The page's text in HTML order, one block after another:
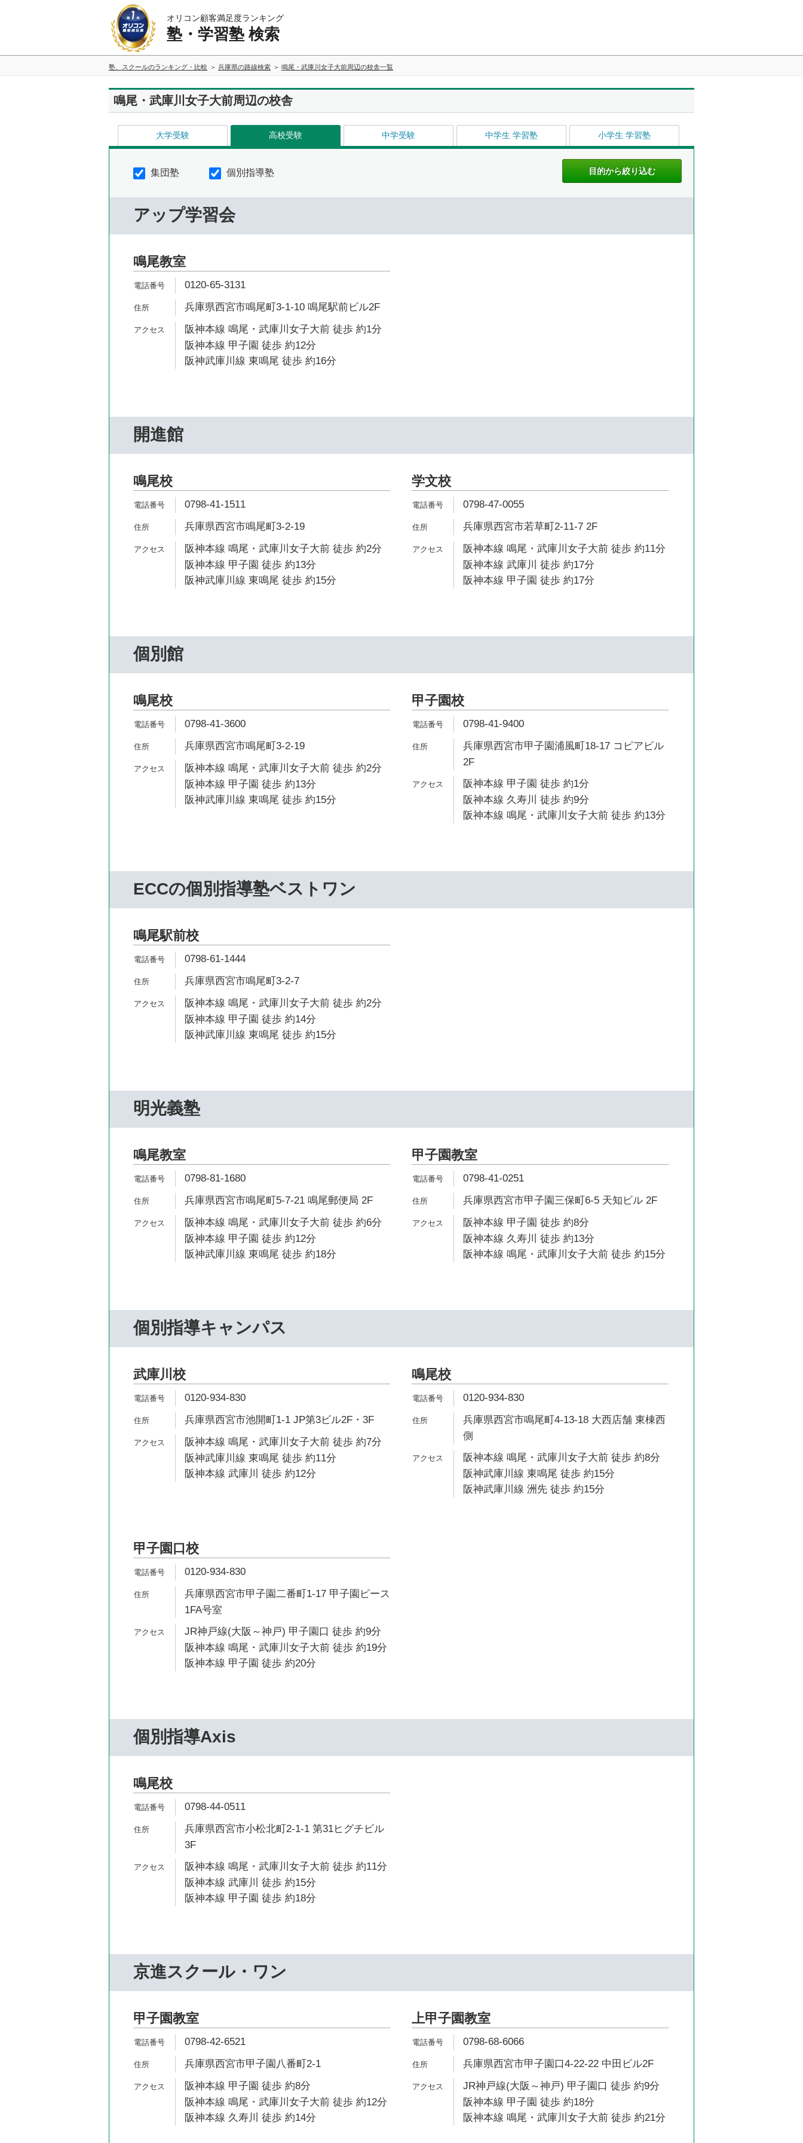
オリコン顧客満足度ランキング
塾・学習塾 検索
塾、スクールのランキング・比較 兵庫県の路線検索 鳴尾・武庫川女子大前周辺の校舎一覧
鳴尾・武庫川女子大前周辺の校舎
大学受験 高校受験 中学受験 中学生 学習塾 小学生 学習塾
集団塾 個別指導塾
アップ学習会
鳴尾教室
0120-65-3131
兵庫県西宮市鳴尾町3-1-10 鳴尾駅前ビル2F
阪神本線 鳴尾・武庫川女子大前 徒歩 約1分
阪神本線 甲子園 徒歩 約12分
阪神武庫川線 東鳴尾 徒歩 約16分
開進館
鳴尾校
0798-41-1511
兵庫県西宮市鳴尾町3-2-19
阪神本線 鳴尾・武庫川女子大前 徒歩 約2分
阪神本線 甲子園 徒歩 約13分
阪神武庫川線 東鳴尾 徒歩 約15分
学文校
0798-47-0055
兵庫県西宮市若草町2-11-7 2F
阪神本線 鳴尾・武庫川女子大前 徒歩 約11分
阪神本線 武庫川 徒歩 約17分
阪神本線 甲子園 徒歩 約17分
個別館
鳴尾校
0798-41-3600
兵庫県西宮市鳴尾町3-2-19
阪神本線 鳴尾・武庫川女子大前 徒歩 約2分
阪神本線 甲子園 徒歩 約13分
阪神武庫川線 東鳴尾 徒歩 約15分
甲子園校
0798-41-9400
兵庫県西宮市甲子園浦風町18-17 コピアビル
2F
阪神本線 甲子園 徒歩 約1分
阪神本線 久寿川 徒歩 約9分
阪神本線 鳴尾・武庫川女子大前 徒歩 約13分
ECCの個別指導塾ベストワン
鳴尾駅前校
0798-61-1444
兵庫県西宮市鳴尾町3-2-7
阪神本線 鳴尾・武庫川女子大前 徒歩 約2分
阪神本線 甲子園 徒歩 約14分
阪神武庫川線 東鳴尾 徒歩 約15分
明光義塾
鳴尾教室
0798-81-1680
兵庫県西宮市鳴尾町5-7-21 鳴尾郵便局 2F
阪神本線 鳴尾・武庫川女子大前 徒歩 約6分
阪神本線 甲子園 徒歩 約12分
阪神武庫川線 東鳴尾 徒歩 約18分
甲子園教室
0798-41-0251
兵庫県西宮市甲子園三保町6-5 天知ビル 2F
阪神本線 甲子園 徒歩 約8分
阪神本線 久寿川 徒歩 約13分
阪神本線 鳴尾・武庫川女子大前 徒歩 約15分
個別指導キャンパス
武庫川校
0120-934-830
兵庫県西宮市池開町1-1 JP第3ビル2F・3F
阪神本線 鳴尾・武庫川女子大前 徒歩 約7分
阪神武庫川線 東鳴尾 徒歩 約11分
阪神本線 武庫川 徒歩 約12分
鳴尾校
0120-934-830
兵庫県西宮市鳴尾町4-13-18 大西店舗 東棟西
側
阪神本線 鳴尾・武庫川女子大前 徒歩 約8分
阪神武庫川線 東鳴尾 徒歩 約15分
阪神武庫川線 洲先 徒歩 約15分
甲子園口校
0120-934-830
兵庫県西宮市甲子園二番町1-17 甲子園ピース
1FA号室
JR神戸線(大阪～神戸) 甲子園口 徒歩 約9分
阪神本線 鳴尾・武庫川女子大前 徒歩 約19分
阪神本線 甲子園 徒歩 約20分
個別指導Axis
鳴尾校
0798-44-0511
兵庫県西宮市小松北町2-1-1 第31ヒグチビル
3F
阪神本線 鳴尾・武庫川女子大前 徒歩 約11分
阪神本線 武庫川 徒歩 約15分
阪神本線 甲子園 徒歩 約18分
京進スクール・ワン
甲子園教室
0798-42-6521
兵庫県西宮市甲子園八番町2-1
阪神本線 甲子園 徒歩 約8分
阪神本線 鳴尾・武庫川女子大前 徒歩 約12分
阪神本線 久寿川 徒歩 約14分
上甲子園教室
0798-68-6066
兵庫県西宮市甲子園口4-22-22 中田ビル2F
JR神戸線(大阪～神戸) 甲子園口 徒歩 約9分
阪神本線 甲子園 徒歩 約18分
阪神本線 鳴尾・武庫川女子大前 徒歩 約21分